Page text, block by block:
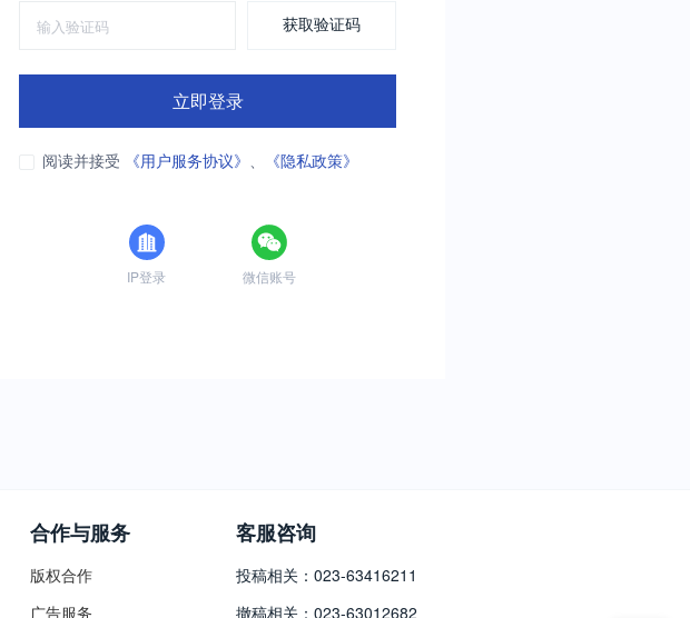
获取验证码
立即登录
阅读并接受 《用户服务协议》 、 《隐私政策》
IP登录 微信账号
合作与服务
版权合作
广告服务
客服咨询
投稿相关：023-63416211
撤稿相关：023-63012682